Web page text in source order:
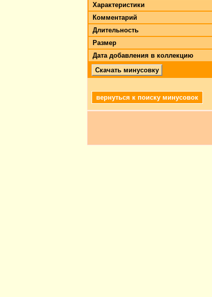
Характеристики
Комментарий
Длительность
Размер
Дата добавления в коллекцию
Скачать минусовку
вернуться к поиску минусовок